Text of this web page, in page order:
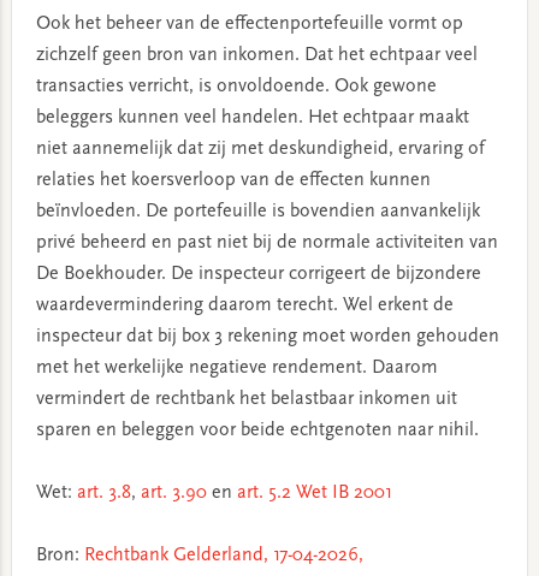
Ook het beheer van de effectenportefeuille vormt op
zichzelf geen bron van inkomen. Dat het echtpaar veel
transacties verricht, is onvoldoende. Ook gewone
beleggers kunnen veel handelen. Het echtpaar maakt
niet aannemelijk dat zij met deskundigheid, ervaring of
relaties het koersverloop van de effecten kunnen
beïnvloeden. De portefeuille is bovendien aanvankelijk
privé beheerd en past niet bij de normale activiteiten van
De Boekhouder. De inspecteur corrigeert de bijzondere
waardevermindering daarom terecht. Wel erkent de
inspecteur dat bij box 3 rekening moet worden gehouden
met het werkelijke negatieve rendement. Daarom
vermindert de rechtbank het belastbaar inkomen uit
sparen en beleggen voor beide echtgenoten naar nihil.
Wet: art. 3.8, art. 3.90en art. 5.2 Wet IB 2001
Bron: Rechtbank Gelderland, 17-04-2026,